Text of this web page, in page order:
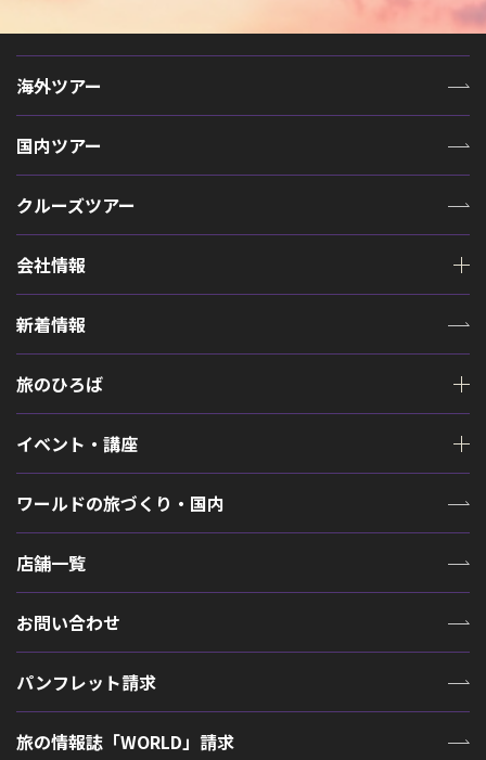
海外ツアー
国内ツアー
クルーズツアー
会社情報
新着情報
旅のひろば
イベント・講座
ワールドの旅づくり・国内
店舗一覧
お問い合わせ
パンフレット請求
旅の情報誌「WORLD」請求